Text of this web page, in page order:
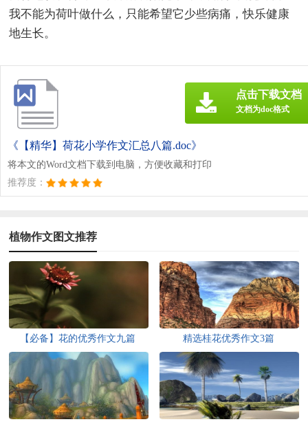
我不能为荷叶做什么，只能希望它少些病痛，快乐健康
地生长。
《【精华】荷花小学作文汇总八篇.doc》
将本文的Word文档下载到电脑，方便收藏和打印
推荐度：
点击下载文档
文档为doc格式
植物作文图文推荐
【必备】花的优秀作文九篇 精选桂花优秀作文3篇